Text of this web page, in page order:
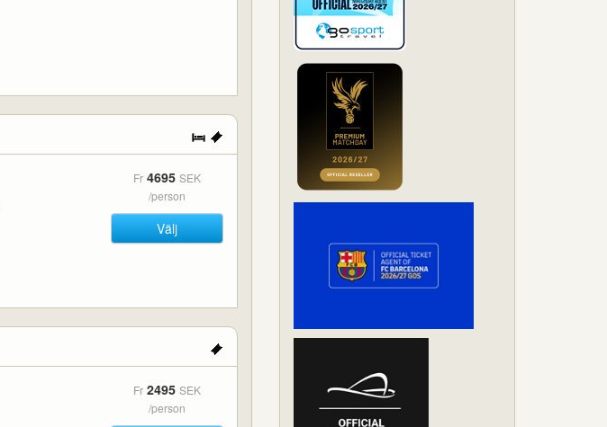
Fr 4695 SEK
/person
Välj
Fr 2495 SEK
/person